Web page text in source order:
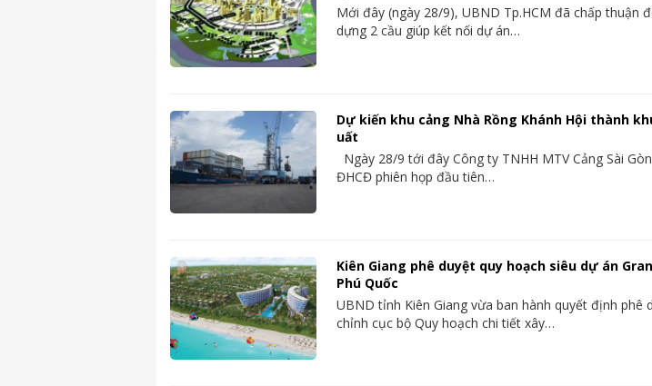
Mới đây (ngày 28/9), UBND Tp.HCM đã chấp thuận
dựng 2 cầu giúp kết nối dự án…
Dự kiến khu cảng Nhà Rồng Khánh Hội thành
uất
Ngày 28/9 tới đây Công ty TNHH MTV Cảng Sài
ĐHCĐ phiên họp đầu tiên…
Kiên Giang phê duyệt quy hoạch siêu dự án
Phú Quốc
UBND tỉnh Kiên Giang vừa ban hành quyết định phê
chỉnh cục bộ Quy hoạch chi tiết xây…